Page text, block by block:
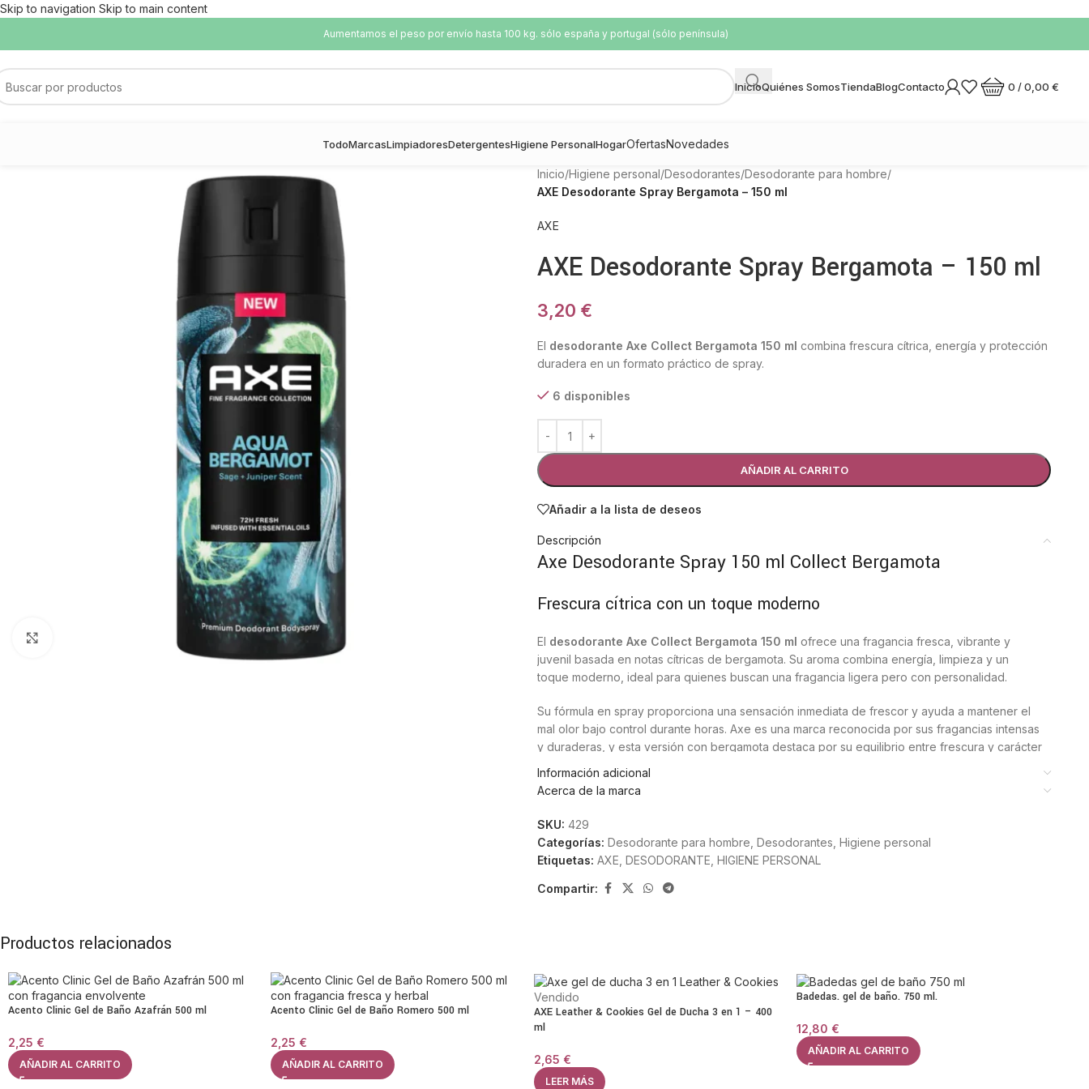
Skip to navigation Skip to main content
Aumentamos el peso por envío hasta 100 kg. sólo españa y portugal (sólo península)
InicioQuiénes SomosTiendaBlogContacto 0 /0,00 €
TodoMarcasLimpiadoresDetergentesHigiene PersonalHogarOfertasNovedades
Inicio/Higiene personal/Desodorantes/Desodorante para hombre/
AXE Desodorante Spray Bergamota – 150 ml
AXE
AXE Desodorante Spray Bergamota – 150 ml
3,20 €
El desodorante Axe Collect Bergamota 150 ml combina frescura cítrica, energía y protección
duradera en un formato práctico de spray.
6 disponibles
AÑADIR AL CARRITO
Añadir a la lista de deseos
Descripción
Axe Desodorante Spray 150 ml Collect Bergamota
Frescura cítrica con un toque moderno
El desodorante Axe Collect Bergamota 150 ml ofrece una fragancia fresca, vibrante y
juvenil basada en notas cítricas de bergamota. Su aroma combina energía, limpieza y un
toque moderno, ideal para quienes buscan una fragancia ligera pero con personalidad.
Su fórmula en spray proporciona una sensación inmediata de frescor y ayuda a mantener el
mal olor bajo control durante horas. Axe es una marca reconocida por sus fragancias intensas
y duraderas, y esta versión con bergamota destaca por su equilibrio entre frescura y carácter
El formato de150 ml
Este desodorante es ideal para el día a día, actividades deportivas o cualquier momento en el
que se busque un extra de frescura. La bergamota aporta un aroma limpio y revitalizante que
una fragancia versátil y muy fácil de llevar.
Características principales
Protección duradera contra el mal olor.
Formato spray de 150 ml.
Información adicional
Acerca de la marca
SKU:429
Categorías: Desodorante para hombre Desodorantes Higiene personal
Etiquetas: AXE DESODORANTE HIGIENE PERSONAL
Compartir:
Productos relacionados
Acento Clinic Gel de Baño Azafrán 500 ml
2,25 €
AÑADIR AL CARRITO
Acento Clinic Gel de Baño Romero 500 ml
2,25 €
AÑADIR AL CARRITO
Vendido
AXE Leather & Cookies Gel de Ducha 3 en 1 – 400
ml
2,65 €
LEER MÁS
Badedas. gel de baño. 750 ml.
12,80 €
AÑADIR AL CARRITO